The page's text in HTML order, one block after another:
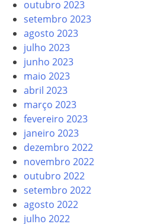
outubro 2023
setembro 2023
agosto 2023
julho 2023
junho 2023
maio 2023
abril 2023
março 2023
fevereiro 2023
janeiro 2023
dezembro 2022
novembro 2022
outubro 2022
setembro 2022
agosto 2022
julho 2022